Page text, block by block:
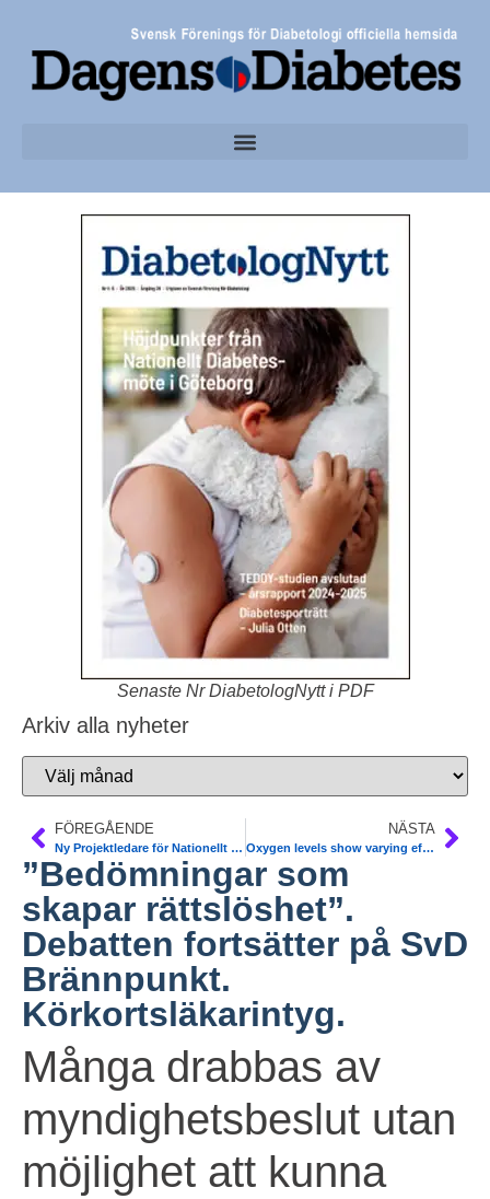
Senaste Nr DiabetologNytt i PDF
Arkiv alla nyheter
FÖREGÅENDE
Ny Projektledare för Nationellt Programråd (NPR) Diabetes. SKL. Tony Holm
NÄSTA
Oxygen levels show varying effects on test results of SMBG
”Bedömningar som
skapar rättslöshet”.
Debatten fortsätter på SvD
Brännpunkt.
Körkortsläkarintyg.
Många drabbas av
myndighetsbeslut utan
möjlighet att kunna